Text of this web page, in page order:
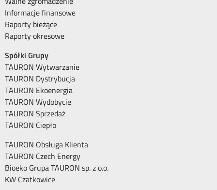
Informacje finansowe
Raporty bieżące
Raporty okresowe
Spółki Grupy
TAURON Wytwarzanie
TAURON Dystrybucja
TAURON Ekoenergia
TAURON Wydobycie
TAURON Sprzedaż
TAURON Ciepło
TAURON Obsługa Klienta
TAURON Czech Energy
Bioeko Grupa TAURON sp. z o.o.
KW Czatkowice